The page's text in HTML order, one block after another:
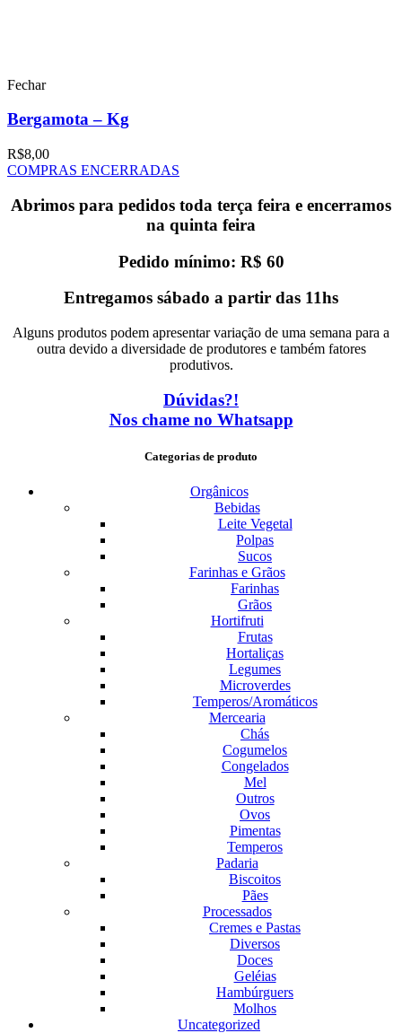
Fechar
Bergamota – Kg
R$8,00
COMPRAS ENCERRADAS
Abrimos para pedidos toda terça feira e encerramos
na quinta feira
Pedido mínimo: R$ 60
Entregamos sábado a partir das 11hs
Alguns produtos podem apresentar variação de uma semana para a
outra devido a diversidade de produtores e também fatores
produtivos.
Dúvidas?!
Nos chame no Whatsapp
Categorias de produto
Orgânicos
Bebidas
Leite Vegetal
Polpas
Sucos
Farinhas e Grãos
Farinhas
Grãos
Hortifruti
Frutas
Hortaliças
Legumes
Microverdes
Temperos/Aromáticos
Mercearia
Chás
Cogumelos
Congelados
Mel
Outros
Ovos
Pimentas
Temperos
Padaria
Biscoitos
Pães
Processados
Cremes e Pastas
Diversos
Doces
Geléias
Hambúrguers
Molhos
Uncategorized